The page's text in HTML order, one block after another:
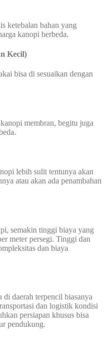
ketebalan bahan yang
kanopi berbeda.
Kecil)
bisa di sesuaikan dengan
membran, begitu juga
lebih sulit tentunya akan
atau akan ada penambahan
semakin tinggi biaya yang
meter persegi. Tinggi dan
dan biaya
di daerah terpencil biasanya
dan logistik kondisi
persiapan khusus bisa
pendukung.